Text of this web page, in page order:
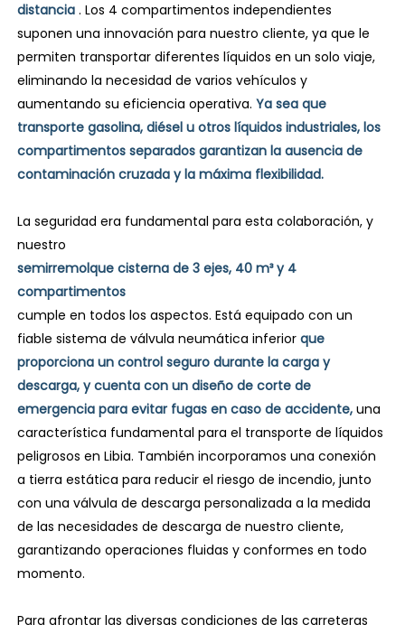
distancia . Los 4 compartimentos independientes
suponen una innovación para nuestro cliente, ya que le
permiten transportar diferentes líquidos en un solo viaje,
eliminando la necesidad de varios vehículos y
aumentando su eficiencia operativa.Ya sea que
transporte gasolina, diésel u otros líquidos industriales, los
compartimentos separados garantizan la ausencia de
contaminación cruzada y la máxima flexibilidad.
La seguridad era fundamental para esta colaboración, y
nuestro
semirremolque cisterna de 3 ejes, 40 m³ y 4
compartimentos
cumple en todos los aspectos. Está equipado con un
fiable sistema de válvula neumática inferiorque
proporciona un control seguro durante la carga y
descarga, y cuenta con un diseño de corte de
emergencia para evitar fugas en caso de accidente, una
característica fundamental para el transporte de líquidos
peligrosos en Libia. También incorporamos una conexión
a tierra estática para reducir el riesgo de incendio, junto
con una válvula de descarga personalizada a la medida
de las necesidades de descarga de nuestro cliente,
garantizando operaciones fluidas y conformes en todo
momento.
Para afrontar las diversas condiciones de las carreteras